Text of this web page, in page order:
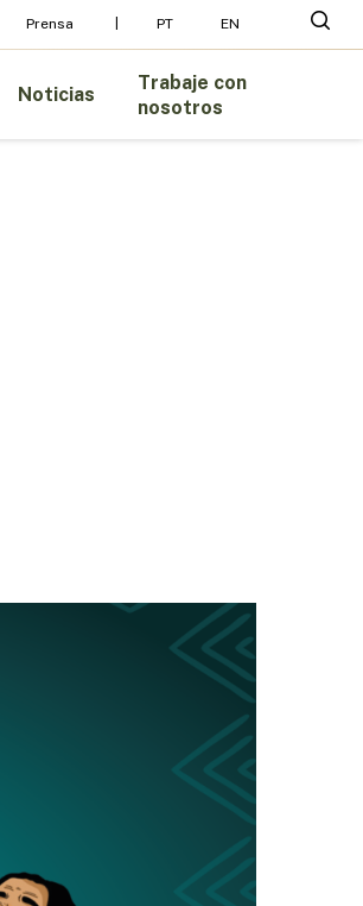
Prensa PT EN
Noticias
Trabaje con
nosotros
Menu